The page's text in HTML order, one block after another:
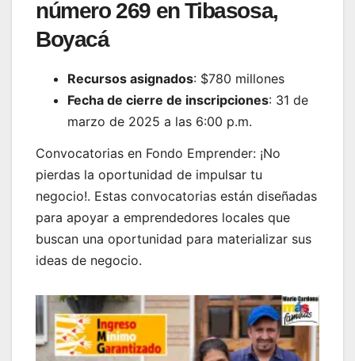
número 269 en Tibasosa,
Boyacá
Recursos asignados: $780 millones
Fecha de cierre de inscripciones: 31 de
marzo de 2025 a las 6:00 p.m.
Convocatorias en Fondo Emprender: ¡No
pierdas la oportunidad de impulsar tu
negocio!. Estas convocatorias están diseñadas
para apoyar a emprendedores locales que
buscan una oportunidad para materializar sus
ideas de negocio.